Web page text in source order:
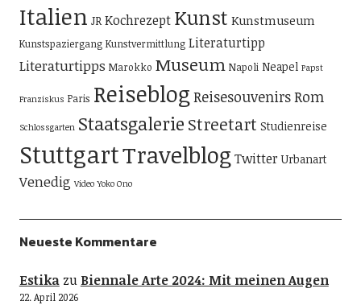
Italien JR Kochrezept Kunst Kunstmuseum
Kunstspaziergang Kunstvermittlung Literaturtipp
Literaturtipps Marokko Museum Napoli Neapel Papst
Franziskus Paris Reiseblog ReisesouvenirsRom
Schlossgarten Staatsgalerie Streetart Studienreise
StuttgartTravelblog Twitter Urbanart
Venedig Video Yoko Ono
Neueste Kommentare
Estikazu Biennale Arte 2024: Mit meinen Augen
22. April 2026